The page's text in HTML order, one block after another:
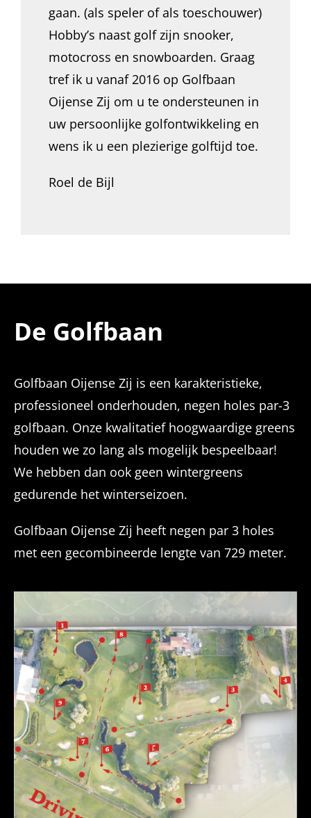
gaan. (als speler of als toeschouwer)
Hobby’s naast golf zijn snooker,
motocross en snowboarden. Graag
tref ik u vanaf 2016 op Golfbaan
Oijense Zij om u te ondersteunen in
uw persoonlijke golfontwikkeling en
wens ik u een plezierige golftijd toe.
Roel de Bijl
De Golfbaan
Golfbaan Oijense Zij is een karakteristieke,
professioneel onderhouden, negen holes par-3
golfbaan. Onze kwalitatief hoogwaardige greens
houden we zo lang als mogelijk bespeelbaar!
We hebben dan ook geen wintergreens
gedurende het winterseizoen.
Golfbaan Oijense Zij heeft negen par 3 holes
met een gecombineerde lengte van 729 meter.